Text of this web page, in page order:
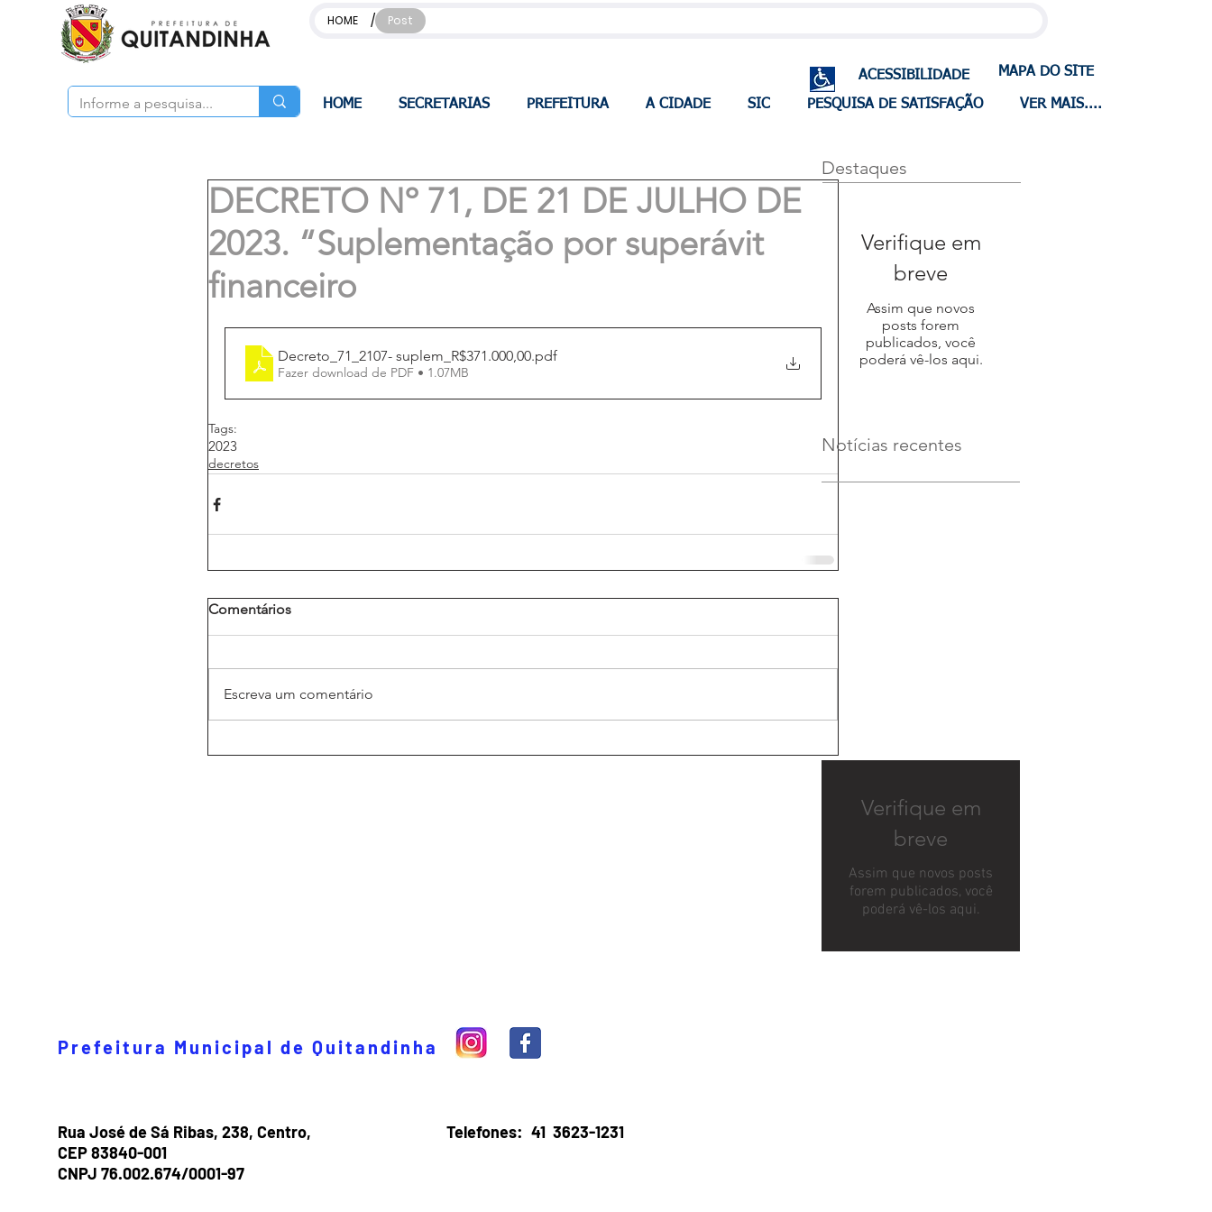
HOME / Post
ACESSIBILIDADE MAPA DO SITE
HOME SECRETARIAS PREFEITURA A CIDADE SIC PESQUISA DE SATISFAÇÃO VER MAIS....
DECRETO Nº 71, DE 21 DE JULHO DE
2023. “Suplementação por superávit
financeiro
Decreto_71_2107- suplem_R$371.000,00.pdf
Fazer download de PDF • 1.07MB
Tags:
2023
decretos
Comentários
Escreva um comentário
Destaques
Verifique em
breve
Assim que novos
posts forem
publicados, você
poderá vê-los aqui.
Notícias recentes
Verifique em
breve
Assim que novos posts
forem publicados, você
poderá vê-los aqui.
Prefeitura Municipal de Quitandinha
Rua José de Sá Ribas, 238, Centro,
CEP 83840-001
CNPJ 76.002.674/0001-97
Telefones: 41 3623-1231